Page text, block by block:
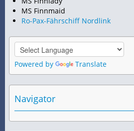
MS Finnmaid
Ro-Pax-Fährschiff Nordlink
Powered by Translate
Navigator